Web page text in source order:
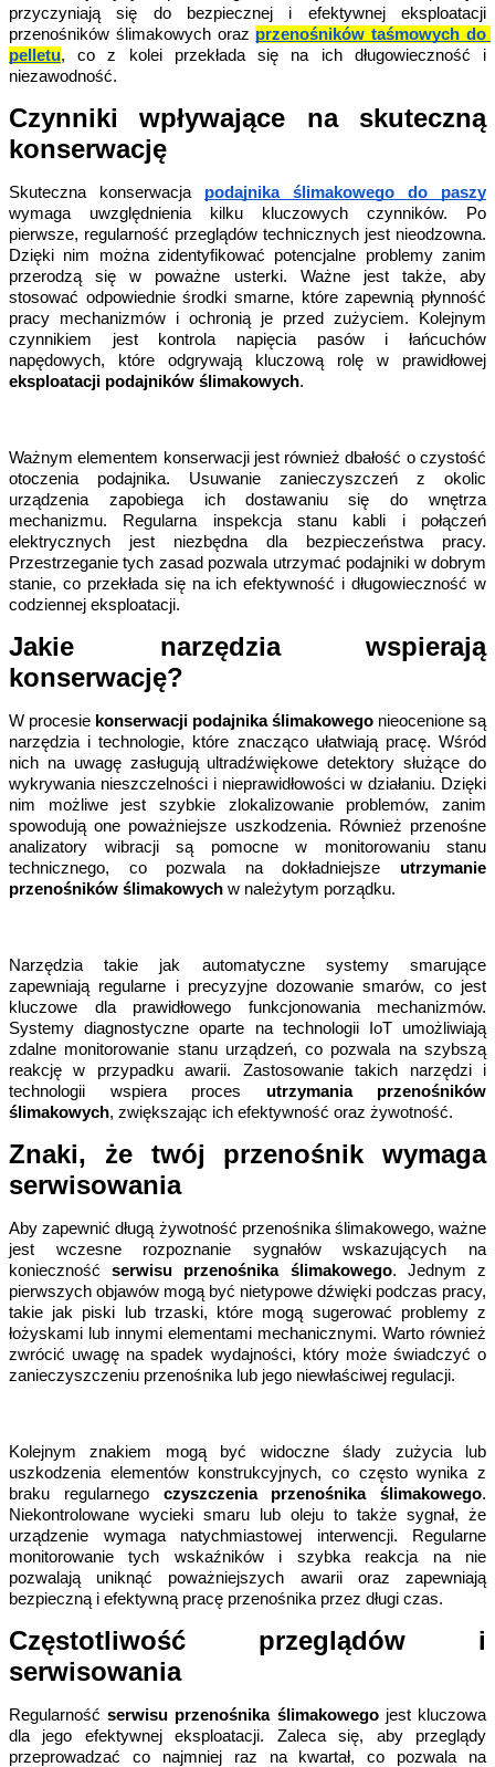
przyczyniają się do bezpiecznej i efektywnej eksploatacji
przenośników ślimakowych oraz przenośników taśmowych do
pelletu, co z kolei przekłada się na ich długowieczność i
niezawodność.
Czynniki wpływające na skuteczną
konserwację
Skuteczna konserwacja podajnika ślimakowego do paszy
wymaga uwzględnienia kilku kluczowych czynników. Po
pierwsze, regularność przeglądów technicznych jest nieodzowna.
Dzięki nim można zidentyfikować potencjalne problemy zanim
przerodzą się w poważne usterki. Ważne jest także, aby
stosować odpowiednie środki smarne, które zapewnią płynność
pracy mechanizmów i ochronią je przed zużyciem. Kolejnym
czynnikiem jest kontrola napięcia pasów i łańcuchów
eksploatacji podajników ślimakowych.
Ważnym elementem konserwacji jest również dbałość o czystość
otoczenia podajnika. Usuwanie zanieczyszczeń z okolic
urządzenia zapobiega ich dostawaniu się do wnętrza
mechanizmu. Regularna inspekcja stanu kabli i połączeń
elektrycznych jest niezbędna dla bezpieczeństwa pracy.
Przestrzeganie tych zasad pozwala utrzymać podajniki w dobrym
stanie, co przekłada się na ich efektywność i długowieczność w
codziennej eksploatacji.
Jakie narzędzia wspierają
konserwację?
W procesie konserwacji podajnika ślimakowego nieocenione są
narzędzia i technologie, które znacząco ułatwiają pracę. Wśród
nich na uwagę zasługują ultradźwiękowe detektory służące do
wykrywania nieszczelności i nieprawidłowości w działaniu. Dzięki
nim możliwe jest szybkie zlokalizowanie problemów, zanim
spowodują one poważniejsze uszkodzenia. Również przenośne
analizatory wibracji są pomocne w monitorowaniu stanu
technicznego, co pozwala na dokładniejsze utrzymanie
przenośników ślimakowych w należytym porządku.
Narzędzia takie jak automatyczne systemy smarujące
zapewniają regularne i precyzyjne dozowanie smarów, co jest
kluczowe dla prawidłowego funkcjonowania mechanizmów.
Systemy diagnostyczne oparte na technologii IoT umożliwiają
zdalne monitorowanie stanu urządzeń, co pozwala na szybszą
reakcję w przypadku awarii. Zastosowanie takich narzędzi i
technologii wspiera proces utrzymania przenośników
ślimakowych, zwiększając ich efektywność oraz żywotność.
Znaki, że twój przenośnik wymaga
serwisowania
Aby zapewnić długą żywotność przenośnika ślimakowego, ważne
jest wczesne rozpoznanie sygnałów wskazujących na
konieczność serwisu przenośnika ślimakowego. Jednym z
pierwszych objawów mogą być nietypowe dźwięki podczas pracy,
takie jak piski lub trzaski, które mogą sugerować problemy z
łożyskami lub innymi elementami mechanicznymi. Warto również
zwrócić uwagę na spadek wydajności, który może świadczyć o
zanieczyszczeniu przenośnika lub jego niewłaściwej regulacji.
Kolejnym znakiem mogą być widoczne ślady zużycia lub
uszkodzenia elementów konstrukcyjnych, co często wynika z
braku regularnego czyszczenia przenośnika ślimakowego.
Niekontrolowane wycieki smaru lub oleju to także sygnał, że
urządzenie wymaga natychmiastowej interwencji. Regularne
monitorowanie tych wskaźników i szybka reakcja na nie
pozwalają uniknąć poważniejszych awarii oraz zapewniają
bezpieczną i efektywną pracę przenośnika przez długi czas.
Częstotliwość przeglądów i
serwisowania
Regularność serwisu przenośnika ślimakowego jest kluczowa
dla jego efektywnej eksploatacji. Zaleca się, aby przeglądy
przeprowadzać co najmniej raz na kwartał, co pozwala na